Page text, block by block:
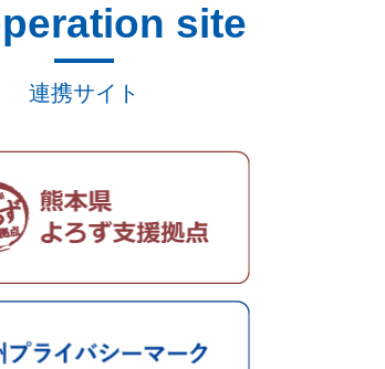
site
連携サイト